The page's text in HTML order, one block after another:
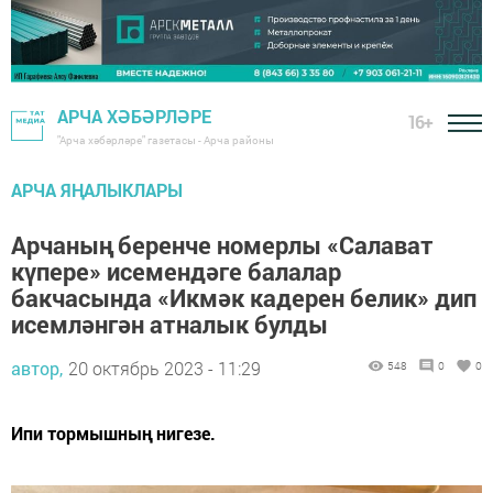
АРЧА ХӘБӘРЛӘРЕ
"Арча хәбәрләре" газетасы - Арча районы
16+
АРЧА ЯҢАЛЫКЛАРЫ
Арчаның беренче номерлы «Салават
күпере» исемендәге балалар
бакчасында «Икмәк кадерен белик» дип
исемләнгән атналык булды
автор, 20 октябрь 2023 - 11:29 548 0 0
Ипи тормышның нигезе.